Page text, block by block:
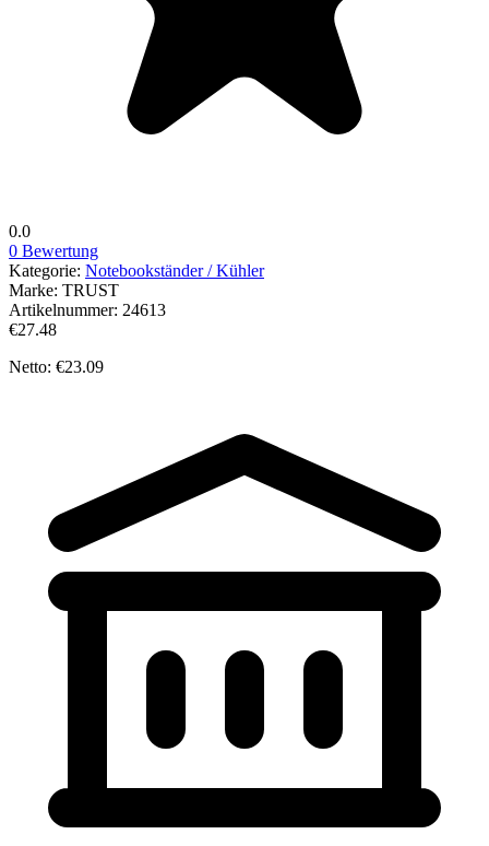
0.0
0 Bewertung
Kategorie: Notebookständer / Kühler
Marke: TRUST
Artikelnummer: 24613
€27.48
Netto: €23.09